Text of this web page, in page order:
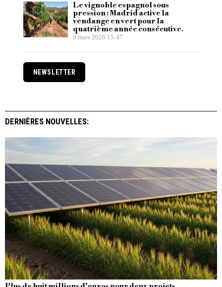
Le vignoble espagnol sous
pression : Madrid active la
vendange en vert pour la
quatrième année consécutive.
9 mars 2026 15:47
NEWSLETTER
DERNIÈRES NOUVELLES: